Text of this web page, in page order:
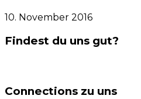
10. November 2016
Findest du uns gut?
Connections zu uns